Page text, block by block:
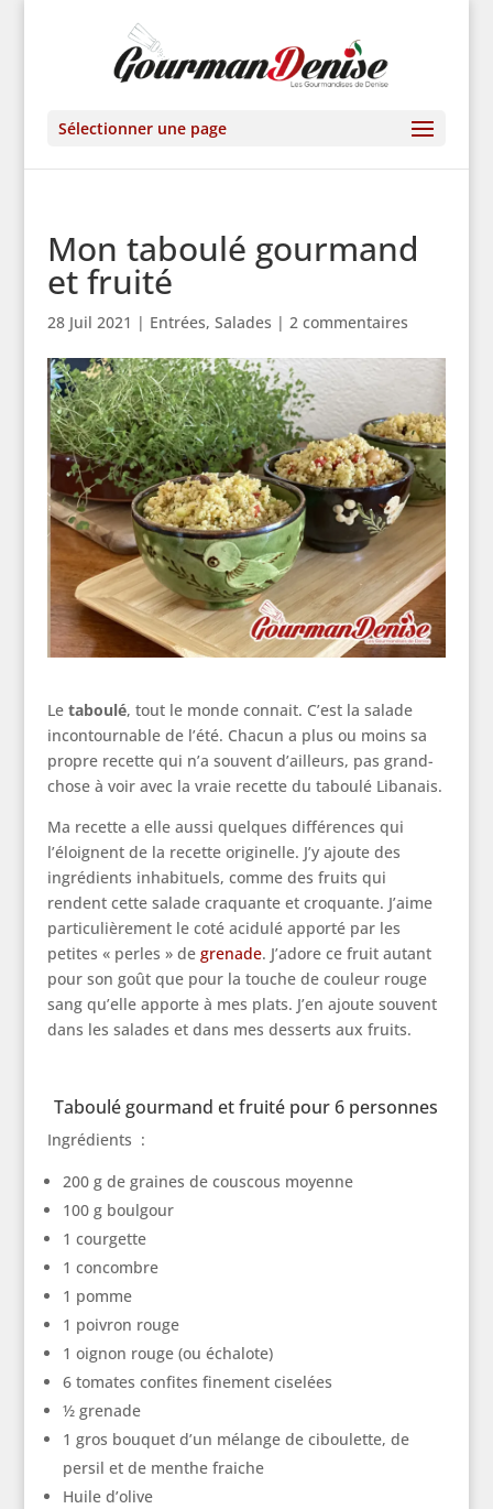
Sélectionner une page
Mon taboulé gourmand
et fruité
28 Juil 2021 | Entrées, Salades | 2 commentaires
Le taboulé, tout le monde connait. C’est la salade
incontournable de l’été. Chacun a plus ou moins sa
propre recette qui n’a souvent d’ailleurs, pas grand-
chose à voir avec la vraie recette du taboulé Libanais.
Ma recette a elle aussi quelques différences qui
l’éloignent de la recette originelle. J’y ajoute des
ingrédients inhabituels, comme des fruits qui
rendent cette salade craquante et croquante. J’aime
particulièrement le coté acidulé apporté par les
petites « perles » de grenade. J’adore ce fruit autant
pour son goût que pour la touche de couleur rouge
sang qu’elle apporte à mes plats. J’en ajoute souvent
dans les salades et dans mes desserts aux fruits.
Taboulé gourmand et fruité pour 6 personnes
Ingrédients :
200 g de graines de couscous moyenne
100 g boulgour
1 courgette
1 concombre
1 pomme
1 poivron rouge
1 oignon rouge (ou échalote)
6 tomates confites finement ciselées
½ grenade
1 gros bouquet d’un mélange de ciboulette, de
persil et de menthe fraiche
Huile d’olive